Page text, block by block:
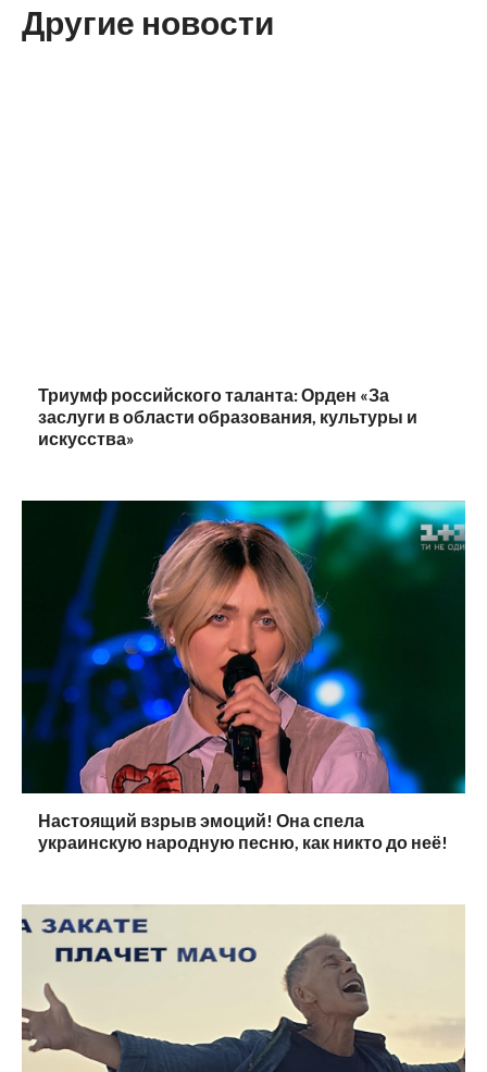
Другие новости
Триумф российского таланта: Орден «За
заслуги в области образования, культуры и
искусства»
Настоящий взрыв эмоций! Она спела
украинскую народную песню, как никто до неё!